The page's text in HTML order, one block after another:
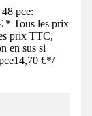
pce:
Tous les prix
prix TTC,
en sus si
14,70 €*/